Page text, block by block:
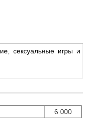
сексуальные игры и
6 000